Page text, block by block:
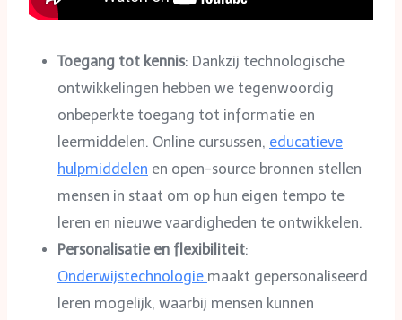
Toegang tot kennis: Dankzij technologische
ontwikkelingen hebben we tegenwoordig
onbeperkte toegang tot informatie en
leermiddelen. Online cursussen, educatieve
hulpmiddelen en open-source bronnen stellen
mensen in staat om op hun eigen tempo te
leren en nieuwe vaardigheden te ontwikkelen.
Personalisatie en flexibiliteit:
Onderwijstechnologie maakt gepersonaliseerd
leren mogelijk, waarbij mensen kunnen